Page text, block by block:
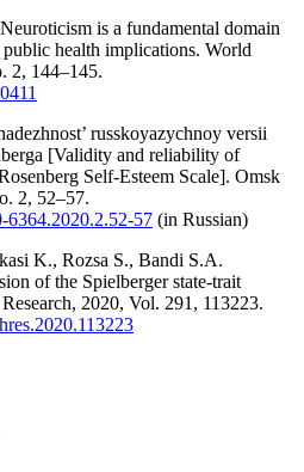
is a fundamental domain
health implications. World
2, 144–145.
russkoyazychnoy versii
[Validity and reliability of
Self‑Esteem Scale]. Omsk
2, 52–57.
6364.2020.2.52-57 (in Russian)
K., Rozsa S., Bandi S.A.
of the Spielberger state-trait
2020, Vol. 291, 113223.